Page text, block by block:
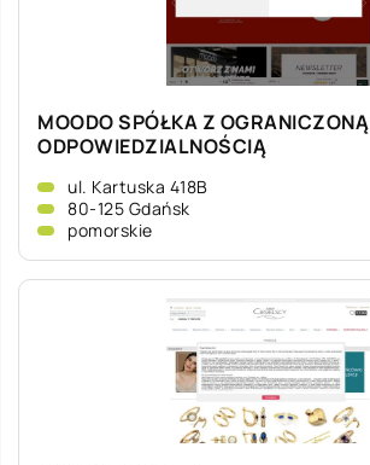
MOODO SPÓŁKA Z OGRANICZONĄ
ODPOWIEDZIALNOŚCIĄ
ul. Kartuska 418B
80-125 Gdańsk
pomorskie